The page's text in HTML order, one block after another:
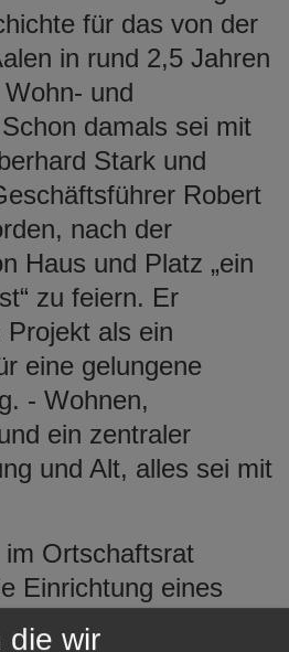
für das von der
in rund 2,5 Jahren
und
damals sei mit
Stark und
Robert
nach der
Haus und Platz „ein
zu feiern. Er
als ein
eine gelungene
- Wohnen,
ein zentraler
und Alt, alles sei mit
Ortschaftsrat
Einrichtung eines
geworben worden,
die wir